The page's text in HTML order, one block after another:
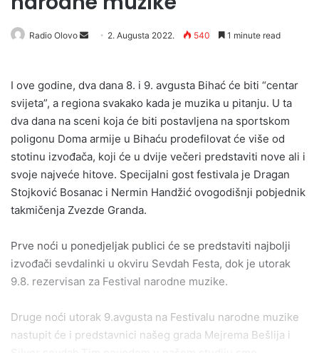
Radio Olovo
Send 2. Augusta 2022. 540 1 minute read
I ove godine, dva dana 8. i 9. avgusta Bihać će biti “centar
svijeta”, a regiona svakako kada je muzika u pitanju. U ta
dva dana na sceni koja će biti postavljena na sportskom
poligonu Doma armije u Bihaću prodefilovat će više od
stotinu izvođača, koji će u dvije večeri predstaviti nove ali i
svoje najveće hitove. Specijalni gost festivala je Dragan
Stojković Bosanac i Nermin Handžić ovogodišnji pobjednik
takmičenja Zvezde Granda.
Prve noći u ponedjeljak publici će se predstaviti najbolji
izvođači sevdalinki u okviru Sevdah Festa, dok je utorak
9.8. rezervisan za Festival narodne muzike.
Druge noći utorak 9.avgusta na Festivalu narodne muzike
nastupit će i predstavnici našeg grada Mejrema Bešlija i